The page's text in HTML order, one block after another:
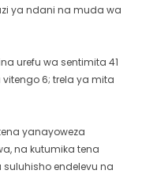
ya ndani na muda wa
urefu wa sentimita 41
6; trela ya mita
yanayoweza
na kutumika tena
endelevu na